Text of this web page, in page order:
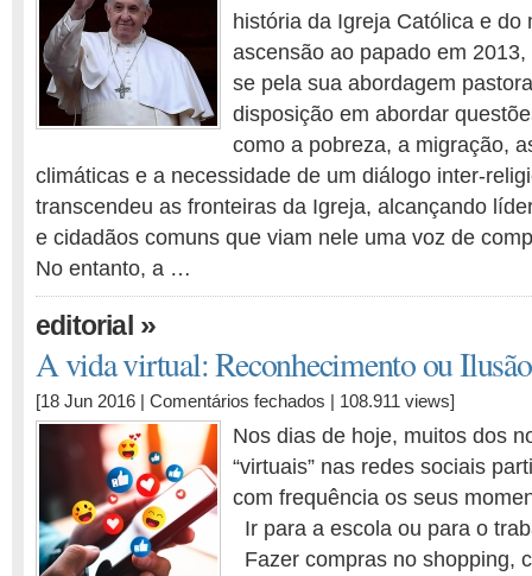
Papa
Francisco:
e
Mudanças
de
história da Igreja Católica e do
ascensão ao papado em
se pela sua abordagem
disposição em abordar
como a pobreza, a migração,
climáticas e a necessidade de um diálogo inter-
transcendeu as fronteiras da Igreja, alcançando
e cidadãos comuns que viam nele uma voz de
No entanto, a …
editorial»
A vida virtual: Reconhecimento ou
[18 Jun 2016 | Comentários fechados em
vida
virtual:
Reconhecimento
ou
| 108.911 views]
Nos dias de hoje, muitos dos
“virtuais” nas redes sociais
com frequência os seus
Ir para a escola ou para o
Fazer compras no shopping,